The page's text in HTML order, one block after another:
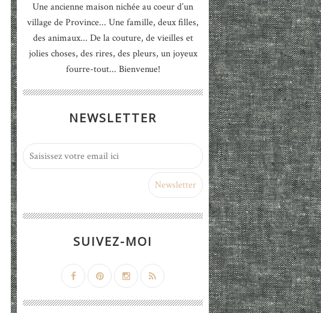
Une ancienne maison nichée au coeur d’un
village de Province... Une famille, deux filles,
des animaux... De la couture, de vieilles et
jolies choses, des rires, des pleurs, un joyeux
fourre-tout... Bienvenue!
NEWSLETTER
SUIVEZ-MOI